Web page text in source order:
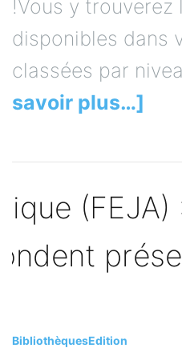
!Vous y trouverez
disponibles dans
classées par
savoir plus…]
BibliothèquesEdition